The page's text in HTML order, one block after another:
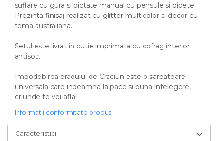
suflare cu gura si pictate manual cu pensule si pipete.
Prezinta finisaj realizat cu glitter multicolor si decor cu
tema australiana.
Setul este livrat in cutie imprimata cu cofrag interior
antisoc.
Impodobirea bradului de Craciun este o sarbatoare
universala care indeamna la pace si buna intelegere,
oriunde te vei afla!
Informatii conformitate produs
Caracteristici